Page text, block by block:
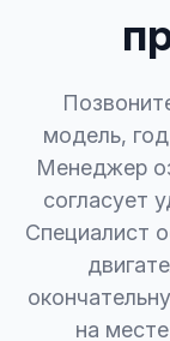
модель,
Менеджер
согласует
Специалист
на